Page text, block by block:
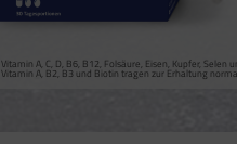
Vitamin A, C, D, B6, B12, Folsäure, Eisen, Kupfer,
Vitamin A, B2, B3 und Biotin tragen zur Erhaltung
Selen, Zink und Biotin tragen zur Erhaltung gesunder
Selen und Zink tragen zur Erhaltung normaler Nägel bei.
Vitamin C, E, B2, Kupfer, Mangan, Selen und Zink
sowie zu einem normalen Stoffwechsel von
Vitamin B2 und Biotin tragen zur Erhaltung normaler
Vitamin D und Zink tragen zur normalen Funktion des